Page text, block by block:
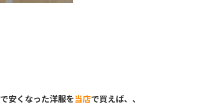
で安くなった洋服を当店で買えば、、